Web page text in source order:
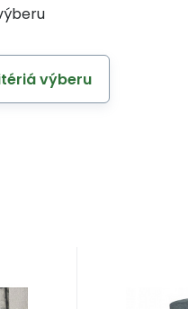
výberu